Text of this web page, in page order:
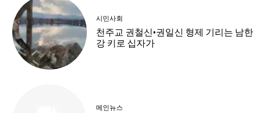
시민사회
천주교 권철신·권일신 형제 기리는 남한
강 키로 십자가
메인뉴스